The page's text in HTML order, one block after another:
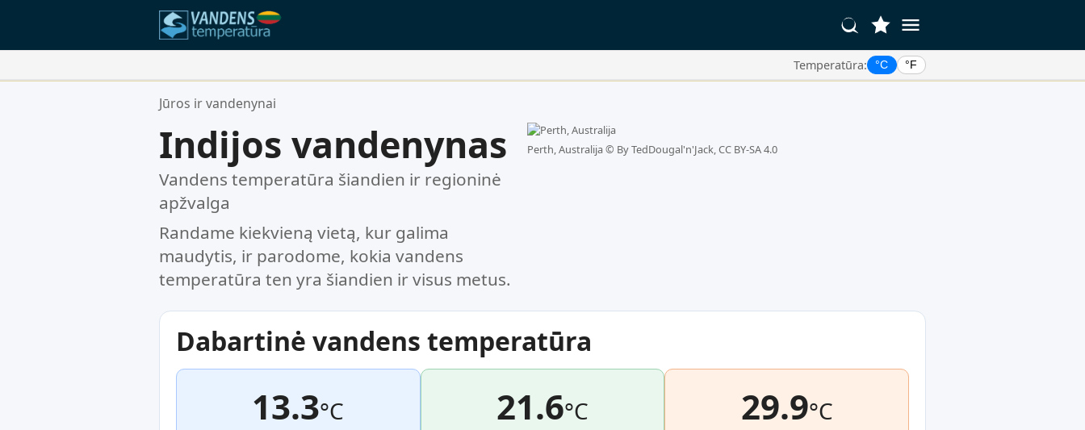
Temperatūra: °C °F
Jūsų Mėgstamiausios Vietos:
Jūros ir vandenynai
Indijos vandenynas
Vandens temperatūra šiandien ir regioninė
apžvalga
Randame kiekvieną vietą, kur galima
maudytis, ir parodome, kokia vandens
temperatūra ten yra šiandien ir visus metus.
Perth, Australija © By TedDougal'n'Jack, CC BY-SA 4.0
Dabartinė vandens temperatūra
13.3°C 21.6°C 29.9°C